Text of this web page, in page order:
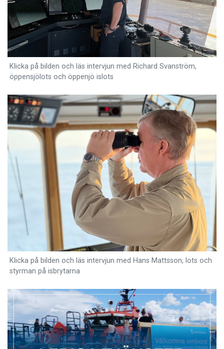
Klicka på bilden och läs intervjun med Richard Svanström,
öppensjölots och öppenjö islots
Klicka på bilden och läs intervjun med Hans Mattsson, lots och
styrman på isbrytarna